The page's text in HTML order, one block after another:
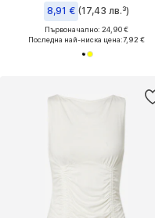
8,91 € (17,43 лв.³)
Първоначално: 24,90 €
Последна най-ниска цена:7,92 €